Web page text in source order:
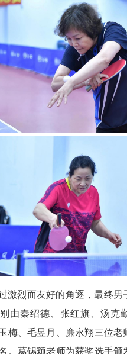
激烈而友好的角逐，最终男
由秦绍德、张红旗、汤克
梅、毛昱月、廉永翔三位老
。葛锡颖老师为获奖选手颁